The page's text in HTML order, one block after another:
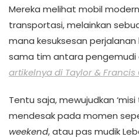
Mereka melihat mobil
transportasi, melainkan
mana kesuksesan
sama tim antara pengemudi
artikelnya di Taylor &
Tentu saja, mewujudkan
mendesak pada momen
weekend, atau pas mudik